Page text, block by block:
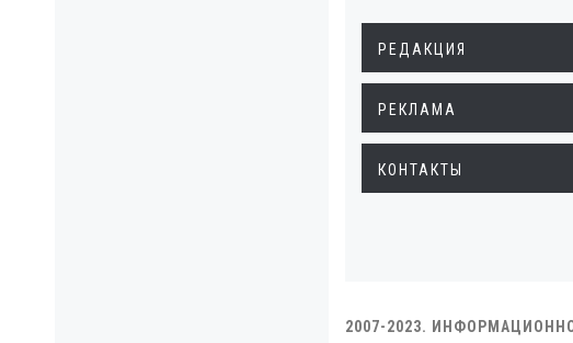
РЕДАКЦИЯ
РЕКЛАМА
КОНТАКТЫ
2007-2023.